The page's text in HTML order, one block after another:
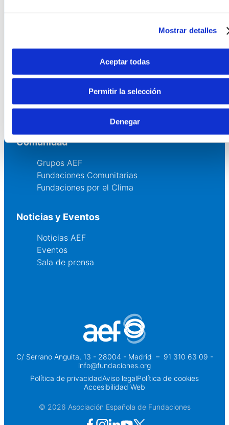
Mostrar detalles
Aceptar todas
Permitir la selección
Denegar
Quienes somos
Comunidad
Grupos AEF
Fundaciones Comunitarias
Fundaciones por el Clima
Noticias y Eventos
Noticias AEF
Eventos
Sala de prensa
C/ Serrano Anguita, 13 - 28004 - Madrid – 91 310 63 09 -
info@fundaciones.org
Política de privacidadAviso legalPolítica de cookies
Accesibilidad Web
© 2026 Asociación Española de Fundaciones